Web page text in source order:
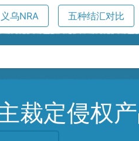
义乌NRA 五种结汇对比
裁定侵权